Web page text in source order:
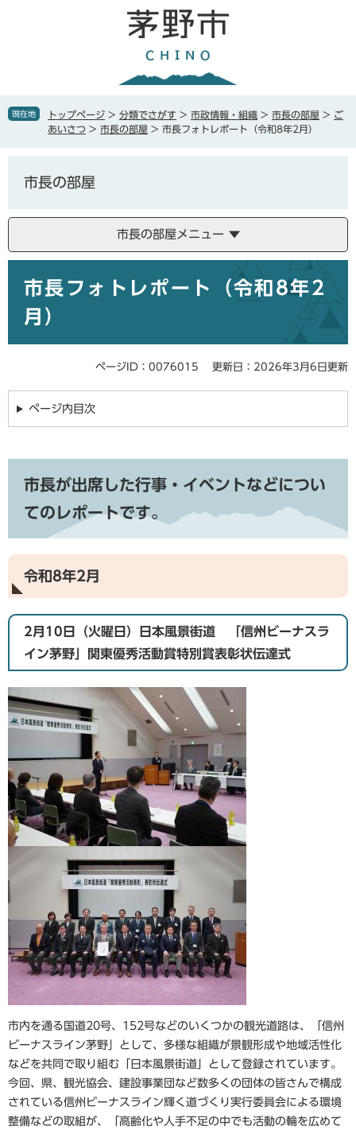
で
ば現在地 トップページ > 分類でさがす > 市政情報・組織 > 市長の部屋 > ご
あいさつ > 市長の部屋 > 市長フォトレポート（令和8年2月）
市長の部屋
市長の部屋メニュー
市長フォトレポート（令和8年2
月）
ページID：0076015 更新日：2026年3月6日更新
ページ内目次
市長が出席した行事・イベントなどについ
てのレポートです。
令和8年2月
2月10日（火曜日）日本風景街道 「信州ビーナスラ
イン茅野」関東優秀活動賞特別賞表彰状伝達式
市内を通る国道20号、152号などのいくつかの観光道路は、「信州
ビーナスライン茅野」として、多様な組織が景観形成や地域活性化
などを共同で取り組む「日本風景街道」として登録されています。
今回、県、観光協会、建設事業団など数多くの団体の皆さんで構成
されている信州ビーナスライン輝く道づくり実行委員会による環境
整備などの取組が、「高齢化や人手不足の中でも活動の輪を広めて